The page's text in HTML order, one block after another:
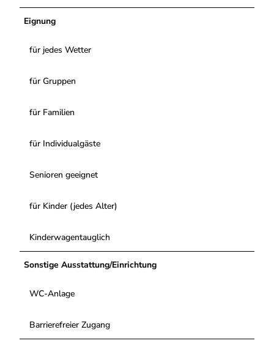
Eignung
für jedes Wetter
für Gruppen
für Familien
für Individualgäste
Senioren geeignet
für Kinder (jedes Alter)
Kinderwagentauglich
Sonstige Ausstattung/Einrichtung
WC-Anlage
Barrierefreier Zugang